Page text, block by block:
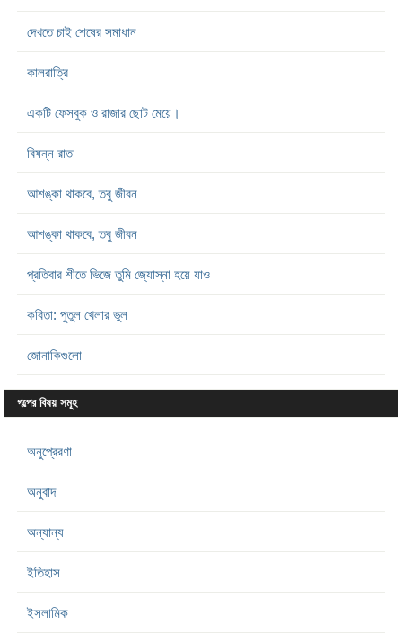
দেখতে চাই শেষের সমাধান
কালরাত্রি
একটি ফেসবুক ও রাজার ছোট মেয়ে।
বিষন্ন রাত
আশঙ্কা থাকবে, তবু জীবন
আশঙ্কা থাকবে, তবু জীবন
প্রতিবার শীতে ভিজে তুমি জ্যোস্না হয়ে যাও
কবিতা: পুতুল খেলার ভুল
জোনাকিগুলো
গল্পের বিষয় সমূহ
অনুপ্রেরণা
অনুবাদ
অন্যান্য
ইতিহাস
ইসলামিক